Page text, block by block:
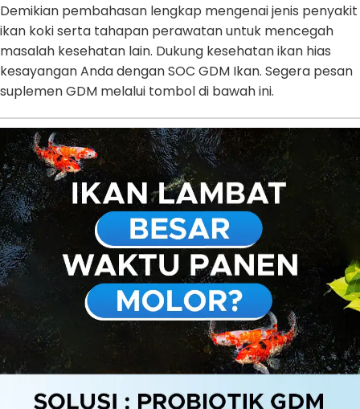
Demikian pembahasan lengkap mengenai jenis penyakit
ikan koki serta tahapan perawatan untuk mencegah
masalah kesehatan lain. Dukung kesehatan ikan hias
kesayangan Anda dengan SOC GDM Ikan. Segera pesan
suplemen GDM melalui tombol di bawah ini.